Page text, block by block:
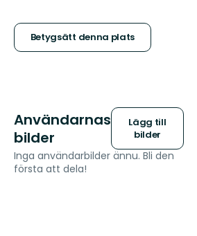
stjärnor
Betygsätt denna plats
Användarnas
bilder
Lägg till
bilder
Inga användarbilder ännu. Bli den
första att dela!